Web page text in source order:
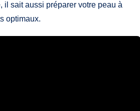
il sait aussi préparer votre peau à
optimaux.